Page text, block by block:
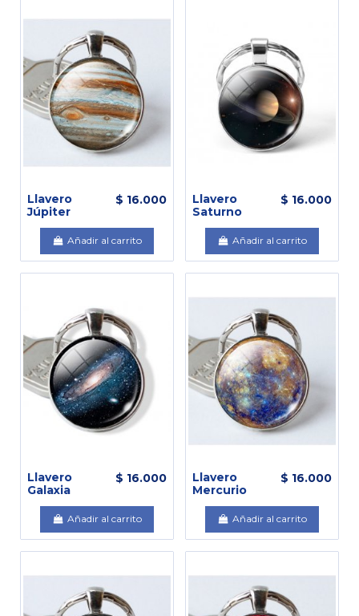
Llavero
Júpiter
$ 16.000
Añadir al carrito
Llavero
Saturno
$ 16.000
Añadir al carrito
Llavero
Galaxia
$ 16.000
Añadir al carrito
Llavero
Mercurio
$ 16.000
Añadir al carrito